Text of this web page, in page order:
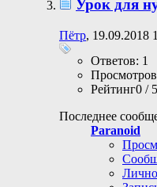
Урок для
Пётр, 19.09.2018
Ответов: 1
Рейтинг0 / 5
Последнее
Paranoid